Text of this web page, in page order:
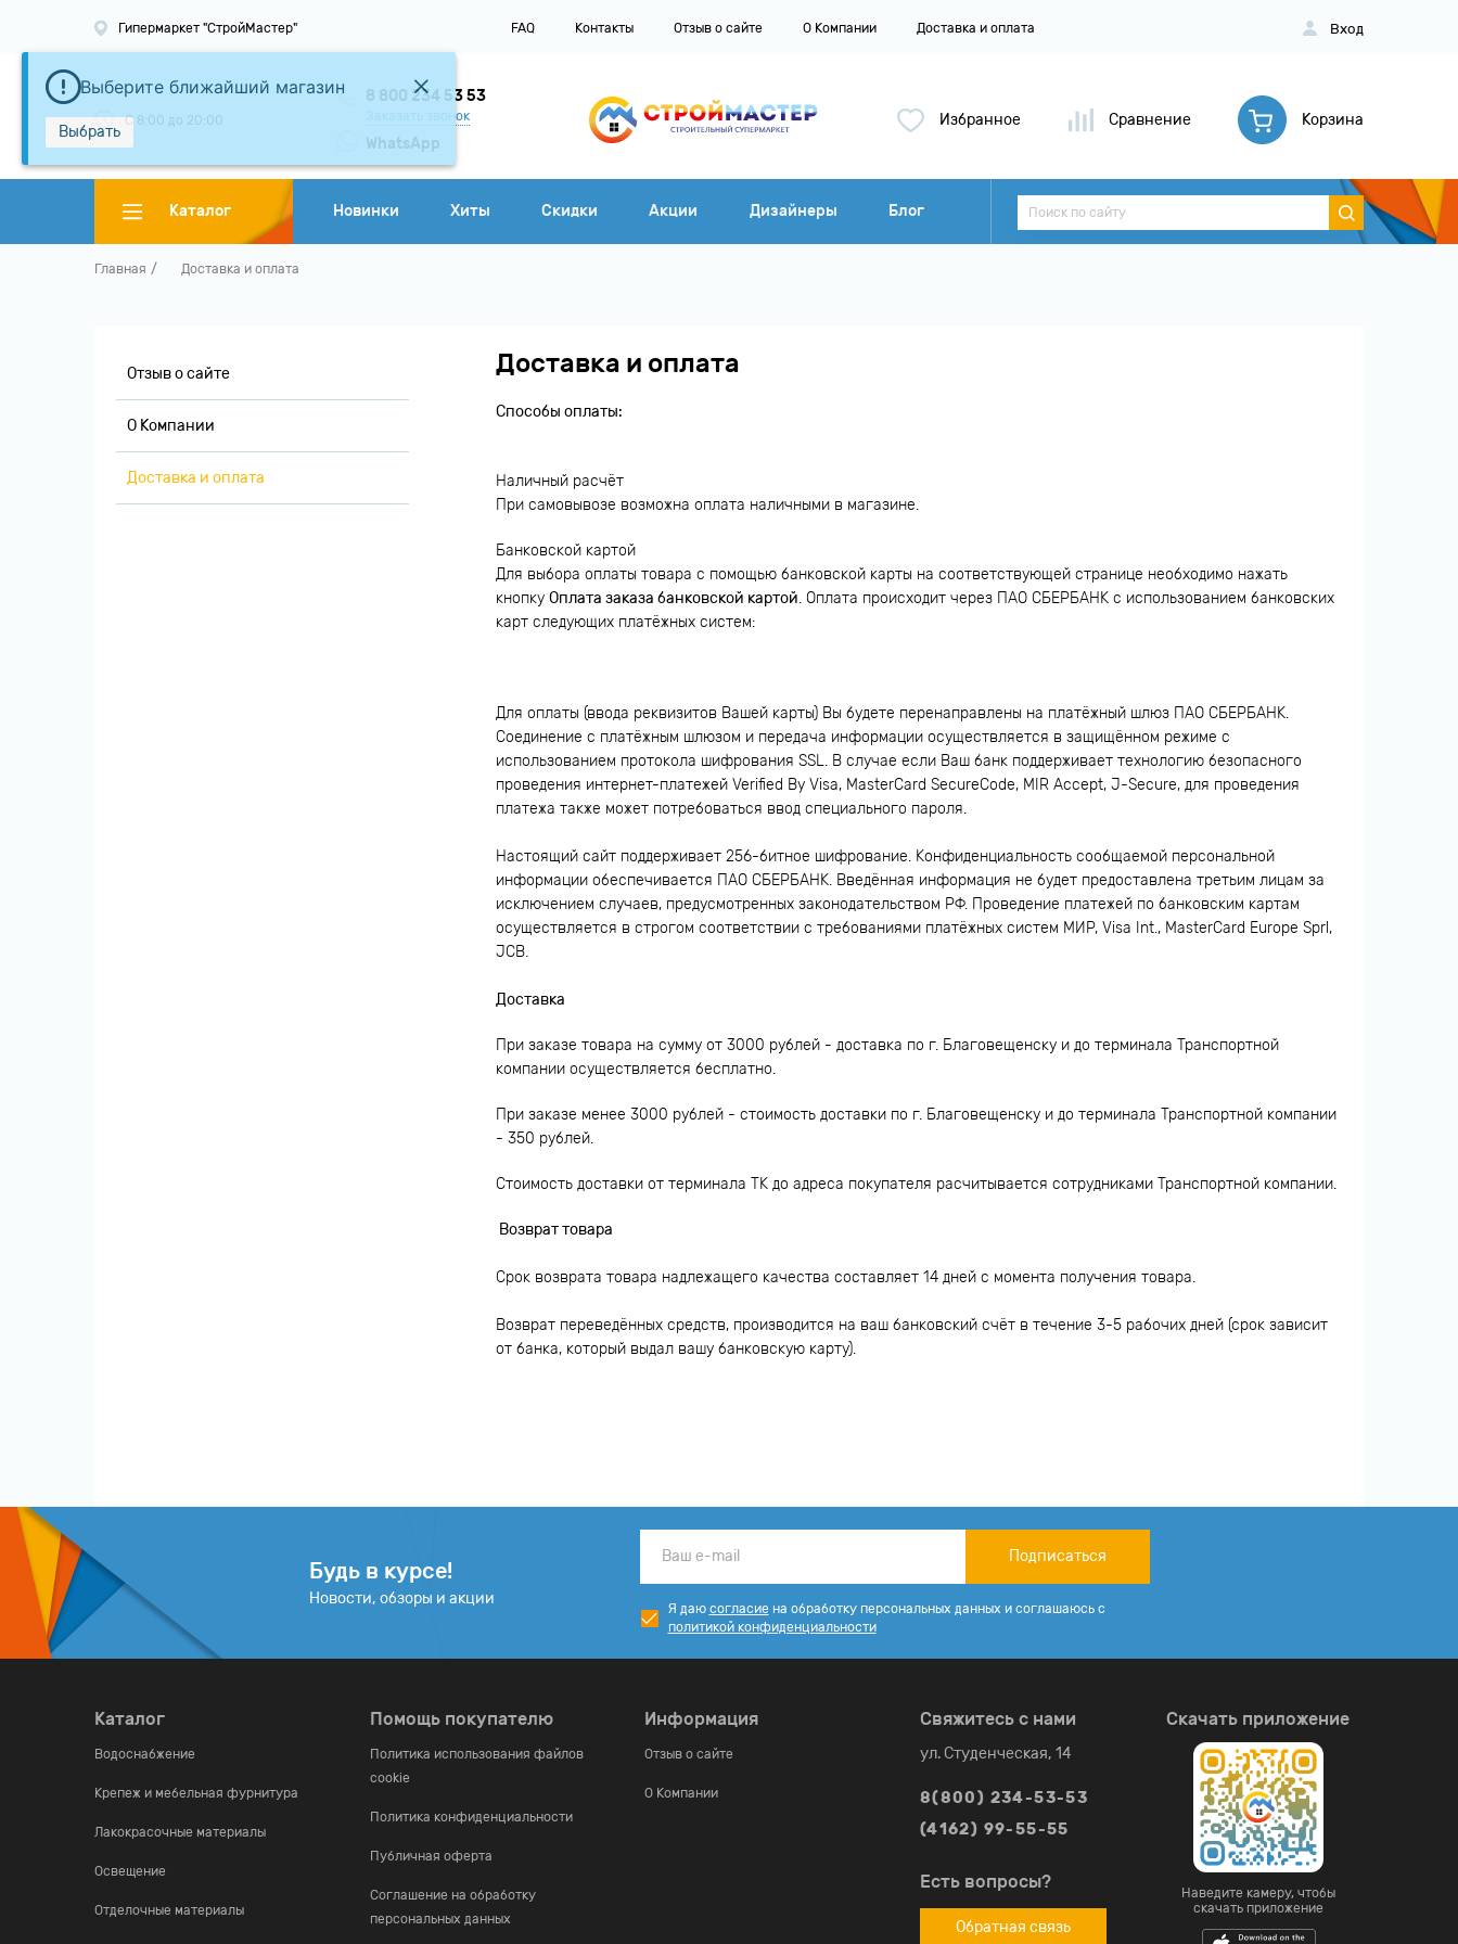
Гипермаркет "СтройМастер" FAQ Контакты Отзыв о сайте О Компании Доставка и оплата Вход
С 8:00 до 20:00
8 800 234 53 53
Заказать звонок
WhatsApp
Избранное Сравнение Корзина
Каталог Новинки Хиты Скидки Акции Дизайнеры Блог
Главная Доставка и оплата
Отзыв о сайте
О Компании
Доставка и оплата
Доставка и оплата
Способы оплаты:
Наличный расчёт
При самовывозе возможна оплата наличными в магазине.
Банковской картой
Для выбора оплаты товара с помощью банковской карты на соответствующей странице необходимо нажать
кнопку Оплата заказа банковской картой. Оплата происходит через ПАО СБЕРБАНК с использованием банковских
карт следующих платёжных систем:
Для оплаты (ввода реквизитов Вашей карты) Вы будете перенаправлены на платёжный шлюз ПАО СБЕРБАНК.
Соединение с платёжным шлюзом и передача информации осуществляется в защищённом режиме с
использованием протокола шифрования SSL. В случае если Ваш банк поддерживает технологию безопасного
проведения интернет-платежей Verified By Visa, MasterCard SecureCode, MIR Accept, J-Secure, для проведения
платежа также может потребоваться ввод специального пароля.
Настоящий сайт поддерживает 256-битное шифрование. Конфиденциальность сообщаемой персональной
информации обеспечивается ПАО СБЕРБАНК. Введённая информация не будет предоставлена третьим лицам за
исключением случаев, предусмотренных законодательством РФ. Проведение платежей по банковским картам
осуществляется в строгом соответствии с требованиями платёжных систем МИР, Visa Int., MasterCard Europe Sprl,
JCB.
Доставка
При заказе товара на сумму от 3000 рублей - доставка по г. Благовещенску и до терминала Транспортной
компании осуществляется бесплатно.
При заказе менее 3000 рублей - стоимость доставки по г. Благовещенску и до терминала Транспортной компании
- 350 рублей.
Стоимость доставки от терминала ТК до адреса покупателя расчитывается сотрудниками Транспортной компании.
Возврат товара
Срок возврата товара надлежащего качества составляет 14 дней с момента получения товара.
Возврат переведённых средств, производится на ваш банковский счёт в течение 3-5 рабочих дней (срок зависит
от банка, который выдал вашу банковскую карту).
Будь в курсе!
Новости, обзоры и акции
Подписаться
Я даю согласие на обработку персональных данных и соглашаюсь с
политикой конфиденциальности
Каталог
Водоснабжение
Крепеж и мебельная фурнитура
Лакокрасочные материалы
Освещение
Отделочные материалы
Помощь покупателю
Политика использования файлов
cookie
Политика конфиденциальности
Публичная оферта
Соглашение на обработку
персональных данных
Информация
Отзыв о сайте
О Компании
Свяжитесь с нами
ул. Студенческая, 14
8(800) 234-53-53
(4162) 99-55-55
Есть вопросы?
Обратная связь
Скачать приложение
Наведите камеру, чтобы
скачать приложение
Выберите ближайший магазин
Выбрать